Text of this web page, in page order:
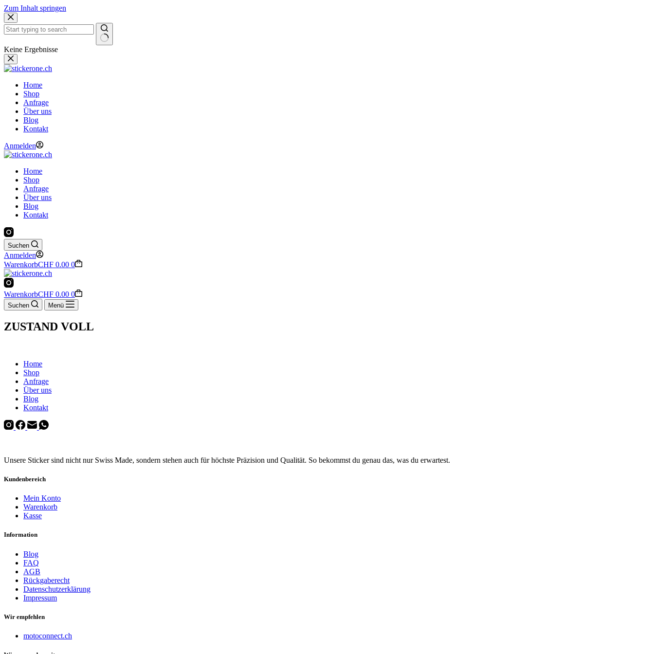
Zum Inhalt springen
Keine Ergebnisse
Home
Shop
Anfrage
Über uns
Blog
Kontakt
Anmelden
Home
Shop
Anfrage
Über uns
Blog
Kontakt
Suchen
Anmelden
WarenkorbCHF 0.00 0
WarenkorbCHF 0.00 0
Suchen Menü
ZUSTAND VOLL
Home
Shop
Anfrage
Über uns
Blog
Kontakt
Unsere Sticker sind nicht nur Swiss Made, sondern stehen auch für höchste Präzision und Qualität. So bekommst du genau das, was du erwartest.
Kundenbereich
Mein Konto
Warenkorb
Kasse
Information
Blog
FAQ
AGB
Rückgaberecht
Datenschutzerklärung
Impressum
Wir empfehlen
motoconnect.ch